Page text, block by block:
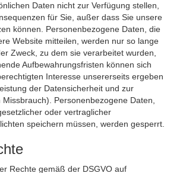
Daten nicht zur Verfügung stellen,
für Sie, außer dass Sie unsere
können. Personenbezogene Daten, die
Website mitteilen, werden nur so lange
Zweck, zu dem sie verarbeitet wurden,
Aufbewahrungsfristen können sich
Interesse unsererseits ergeben
der Datensicherheit und zur
Personenbezogene Daten,
oder vertraglicher
speichern müssen, werden gesperrt.
Rechte gemäß der DSGVO auf